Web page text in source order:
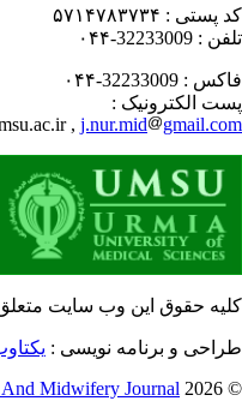
پستی : ۵۷۱۴۷۸۳۷۳۴
: 32233009-۰۴۴
: 32233009-۰۴۴
الکترونیک :
umsu.ac.ir ,j.nur.mid
حقوق این وب سایت متعلق
و برنامه نویسی :
©
And Midwifery Journal